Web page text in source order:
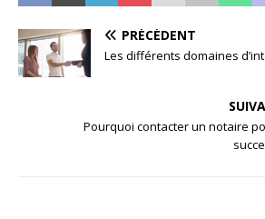
PRÉCÉDENT
Les différents domaines
Pourquoi contacter un notaire